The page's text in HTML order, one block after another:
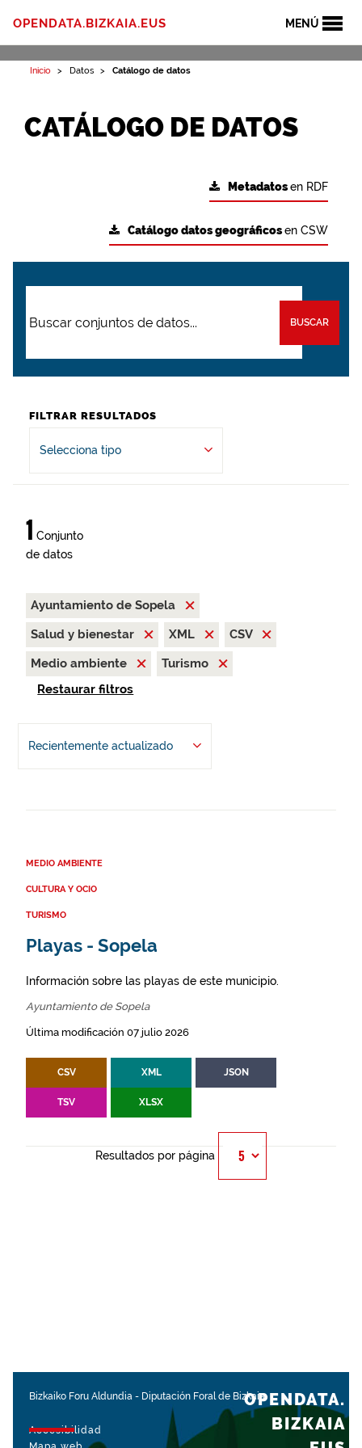
MENÚ
OPENDATA.BIZKAIA.EUS
Inicio Datos Catálogo de datos
CATÁLOGO DE DATOS
Metadatosen RDF
Catálogo datos geográficosen CSW
BUSCAR
FILTRAR RESULTADOS
Selecciona tipo
1 Conjunto
de datos
Ayuntamiento de Sopela
Salud y bienestar
XML
CSV
Medio ambiente
Turismo
Restaurar filtros
Recientemente actualizado
MEDIO AMBIENTE
CULTURA Y OCIO
TURISMO
Playas - Sopela
Información sobre las playas de este municipio.
Ayuntamiento de Sopela
Última modificación 07 julio 2026
CSV XML JSON
TSV XLSX
Resultados por página
Bizkaiko Foru Aldundia - Diputación Foral de Bizkaia
Accesibilidad
OPENDATA.
BIZKAIA